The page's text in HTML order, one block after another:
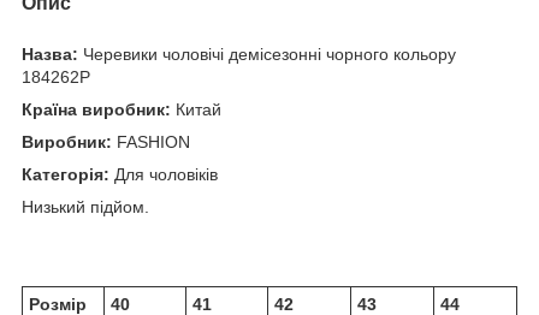
Назва: Черевики чоловічі демісезонні чорного кольору
184262P
Країна виробник: Китай
Виробник: FASHION
Категорія: Для чоловіків
Низький підйом.
Розмір
40 41 42 43 44